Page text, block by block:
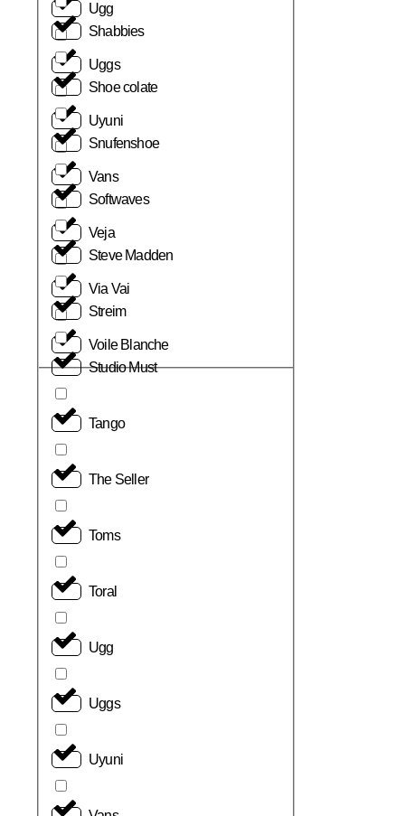
Ugg
Uggs
Uyuni
Vans
Veja
Via Vai
Voile Blanche
Shabbies
Shoe colate
Snufenshoe
Softwaves
Steve Madden
Streim
Studio Must
Tango
The Seller
Toms
Toral
Ugg
Uggs
Uyuni